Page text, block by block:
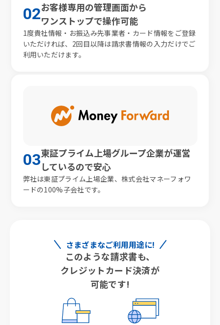
02お客様専用の管理画面から
ワンストップで操作可能
1度貴社情報・お振込み先事業者・カード情報をご登録
いただければ、2回目以降は請求書情報の入力だけでご
利用いただけます。
03東証プライム上場グループ企業が運営
しているので安心
弊社は東証プライム上場企業、株式会社マネーフォワ
ードの100%子会社です。
さまざまなご利用用途に!
このような請求書も、
クレジットカード決済が
可能です!